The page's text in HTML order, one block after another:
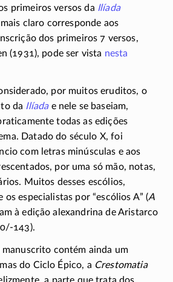
primeiros versos da Ilíada
claro corresponde aos
dos primeiros 7 versos,
(1931), pode ser vista nesta
por muitos eruditos, o
da Ilíadae nele se baseiam,
todas as edições
Datado do século X, foi
com letras minúsculas e aos
por uma só mão, notas,
Muitos desses escólios,
os especialistas por “escólios A” (A
à edição alexandrina de Aristarco
143).
manuscrito contém ainda um
do Ciclo Épico, a Crestomatia